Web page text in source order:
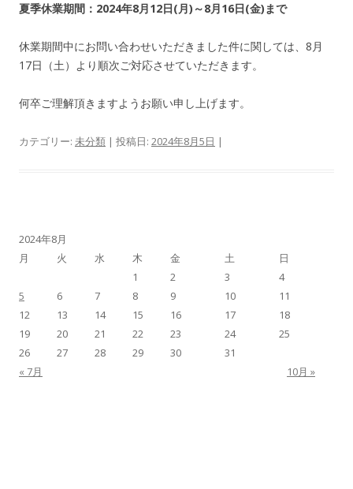
夏季休業期間：2024年8月12日(月)～8月16日(金)まで
休業期間中にお問い合わせいただきました件に関しては、8月
17日（土）より順次ご対応させていただきます。
何卒ご理解頂きますようお願い申し上げます。
カテゴリー: 未分類 | 投稿日: 2024年8月5日 |
2024年8月
月
火 水 木 金 土 日
« 7月 10月 »
1 2 3
4
5
6 7 8 9 10
11
12
13 14 15 16 17
18
19
20 21 22 23 24
25
26
27 28 29 30 31